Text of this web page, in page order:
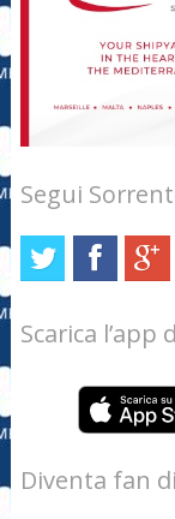
Segui
Scarica
Diventa fan